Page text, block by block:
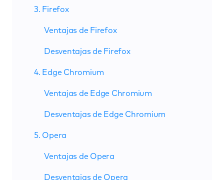
3. Firefox
Ventajas de Firefox
Desventajas de Firefox
4. Edge Chromium
Ventajas de Edge Chromium
Desventajas de Edge Chromium
5. Opera
Ventajas de Opera
Desventajas de Opera